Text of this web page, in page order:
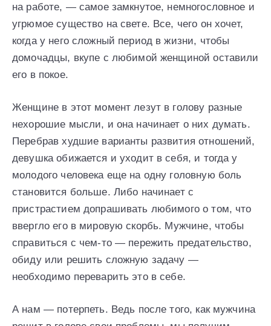
на работе, — самое замкнутое, немногословное и
угрюмое существо на свете. Все, чего он хочет,
когда у него сложный период в жизни, чтобы
домочадцы, вкупе с любимой женщиной оставили
его в покое.
Женщине в этот момент лезут в голову разные
нехорошие мысли, и она начинает о них думать.
Перебрав худшие варианты развития отношений,
девушка обижается и уходит в себя, и тогда у
молодого человека еще на одну головную боль
становится больше. Либо начинает с
пристрастием допрашивать любимого о том, что
ввергло его в мировую скорбь. Мужчине, чтобы
справиться с чем-то — пережить предательство,
обиду или решить сложную задачу —
необходимо переварить это в себе.
А нам — потерпеть. Ведь после того, как мужчина